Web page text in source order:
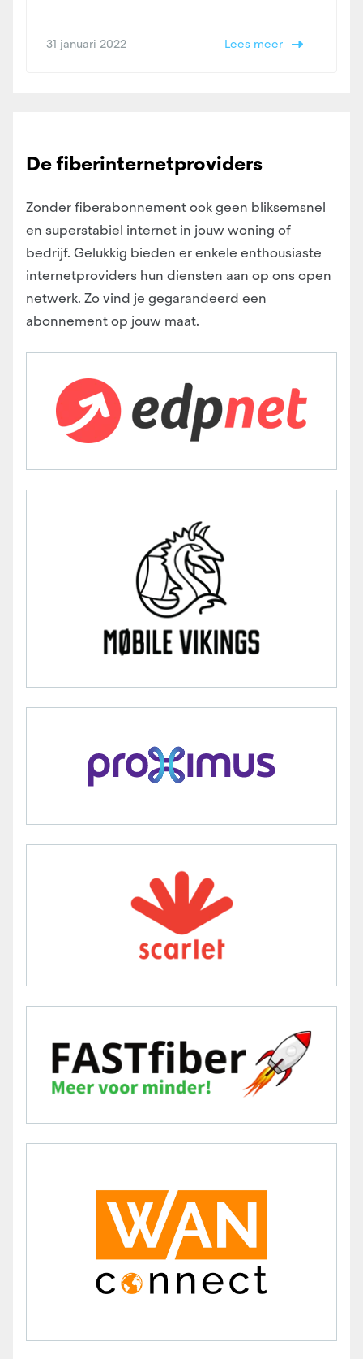
31 januari 2022 Lees meer
De fiberinternetproviders
Zonder fiberabonnement ook geen bliksemsnel
en superstabiel internet in jouw woning of
bedrijf. Gelukkig bieden er enkele enthousiaste
internetproviders hun diensten aan op ons open
netwerk. Zo vind je gegarandeerd een
abonnement op jouw maat.